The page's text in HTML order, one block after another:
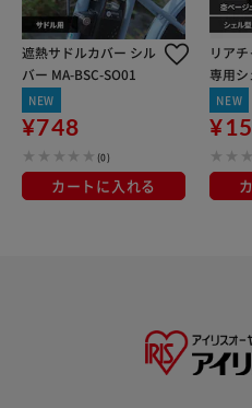
遮熱サドルカバー シル
バー MA-BSC-SO01
NEW
¥748
(0)
カートに入れる
リア
専用
バー
杢ベー
NEW